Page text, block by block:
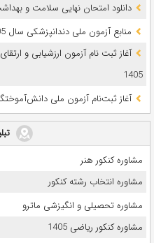
دانلود امتحان نهایی سلامت و بهداشت پایه
ﻣﻨﺎﺑﻊ آزﻣﻮن ﻣﻠﯽ دندانپزشکی سال 1405 (دوره های 25 و 26)
آغاز ثبت نام آزمون‌ ارزشیابی و
1405
آغاز ثبت‌نام آزمون ملی
مشاوره کنکور هنر
مشاوره انتخاب رشته کنکور
مشاوره تحصیلی و انگیزشی ماترو
مشاوره کنکور ریاضی 1405